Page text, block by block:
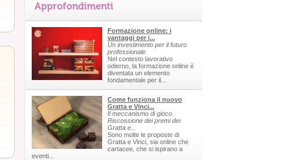
Approfondimenti
Formazione online: i
vantaggi per i...
Un investimento per il futuro
professionale
Nel contesto lavorativo
odierno, la formazione online è
diventata un elemento
fondamentale per il...
Come funziona il nuovo
Gratta e Vinci...
Il meccanismo di gioco.
Riscossione dei premi dei
Gratta e...
Sono molte le proposte di
Gratta e Vinci, sia online che
cartacee, che si ispirano a
eventi...